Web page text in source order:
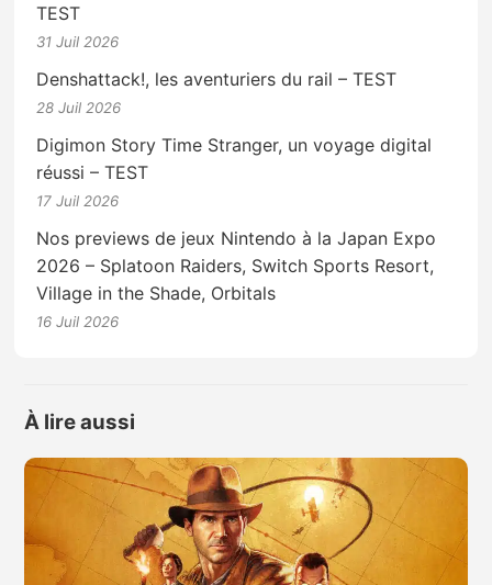
TEST
31 Juil 2026
Denshattack!, les aventuriers du rail – TEST
28 Juil 2026
Digimon Story Time Stranger, un voyage digital
réussi – TEST
17 Juil 2026
Nos previews de jeux Nintendo à la Japan Expo
2026 – Splatoon Raiders, Switch Sports Resort,
Village in the Shade, Orbitals
16 Juil 2026
À lire aussi